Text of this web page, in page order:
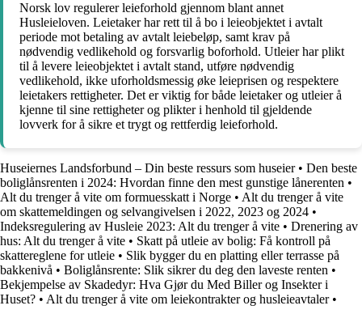
Norsk lov regulerer leieforhold gjennom blant annet
Husleieloven. Leietaker har rett til å bo i leieobjektet i avtalt
periode mot betaling av avtalt leiebeløp, samt krav på
nødvendig vedlikehold og forsvarlig boforhold. Utleier har plikt
til å levere leieobjektet i avtalt stand, utføre nødvendig
vedlikehold, ikke uforholdsmessig øke leieprisen og respektere
leietakers rettigheter. Det er viktig for både leietaker og utleier å
kjenne til sine rettigheter og plikter i henhold til gjeldende
lovverk for å sikre et trygt og rettferdig leieforhold.
Huseiernes Landsforbund – Din beste ressurs som huseier• Den beste
boliglånsrenten i 2024: Hvordan finne den mest gunstige lånerenten •
Alt du trenger å vite om formuesskatt i Norge • Alt du trenger å vite
om skattemeldingen og selvangivelsen i 2022, 2023 og 2024 •
Indeksregulering av Husleie 2023: Alt du trenger å vite • Drenering av
hus: Alt du trenger å vite • Skatt på utleie av bolig: Få kontroll på
skattereglene for utleie • Slik bygger du en platting eller terrasse på
bakkenivå • Boliglånsrente: Slik sikrer du deg den laveste renten •
Bekjempelse av Skadedyr: Hva Gjør du Med Biller og Insekter i
Huset? • Alt du trenger å vite om leiekontrakter og husleieavtaler•